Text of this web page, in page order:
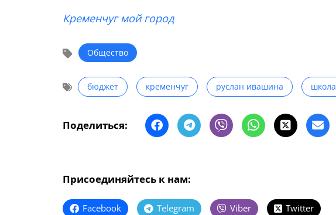
Кременчуг мой город
Общество
бюджет кременчуг руслан ивашина школа
Поделиться:
Присоединяйтесь к нам:
Facebook Telegram Viber Twitter